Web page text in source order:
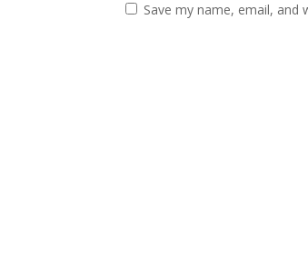
Save my name, email,